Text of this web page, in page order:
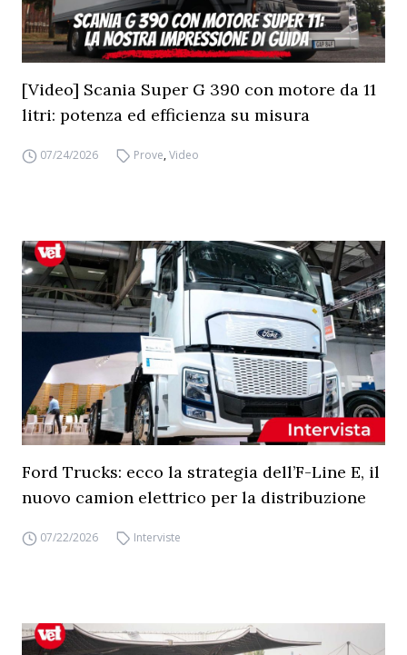
[Video] Scania Super G 390 con motore da 11
litri: potenza ed efficienza su misura
07/24/2026 Prove,Video
Ford Trucks: ecco la strategia dell’F-Line E, il
nuovo camion elettrico per la distribuzione
07/22/2026 Interviste